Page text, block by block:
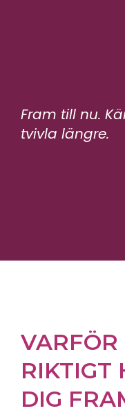
Fram till nu.
tvivla längre.
VARFÖR
RIKTIGT
DIG